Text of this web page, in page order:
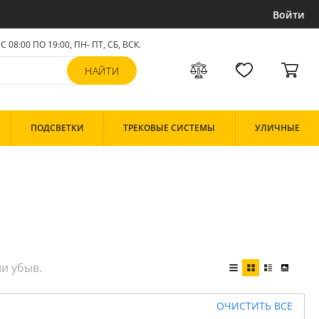
Войти
С 08:00 ПО 19:00, ПН- ПТ,СБ, ВСК.
ПОДСВЕТКИ ТРЕКОВЫЕ СИСТЕМЫ УЛИЧНЫЕ
ОЧИСТИТЬ ВСЕ